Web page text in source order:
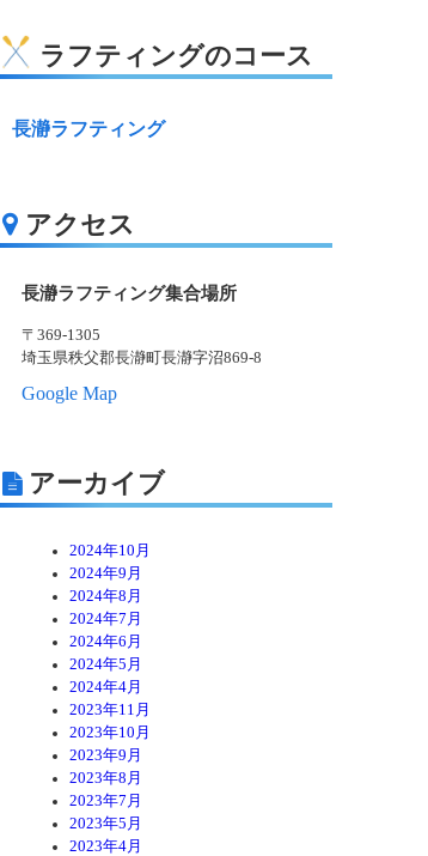
ラフティングのコース
長瀞ラフティング
アクセス
長瀞ラフティング集合場所
〒369-1305
埼玉県秩父郡長瀞町長瀞字沼869-8
Google Map
アーカイブ
2024年10月
2024年9月
2024年8月
2024年7月
2024年6月
2024年5月
2024年4月
2023年11月
2023年10月
2023年9月
2023年8月
2023年7月
2023年5月
2023年4月